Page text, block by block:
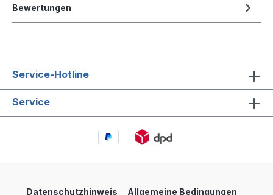
Bewertungen
Service-Hotline
Service
Datenschutzhinweis Allgemeine Bedingungen